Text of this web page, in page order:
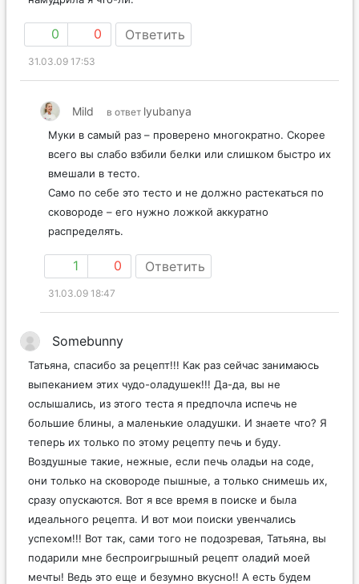
0 0 Ответить
31.03.09 17:53
Mild в ответ lyubanya
Муки в самый раз – проверено многократно. Скорее
всего вы слабо взбили белки или слишком быстро их
вмешали в тесто.
Само по себе это тесто и не должно растекаться по
сковороде – его нужно ложкой аккуратно
распределять.
1 0 Ответить
31.03.09 18:47
Somebunny
Татьяна, спасибо за рецепт!!! Как раз сейчас занимаюсь
выпеканием этих чудо-оладушек!!! Да-да, вы не
ослышались, из этого теста я предпочла испечь не
большие блины, а маленькие оладушки. И знаете что? Я
теперь их только по этому рецепту печь и буду.
Воздушные такие, нежные, если печь оладьи на соде,
они только на сковороде пышные, а только снимешь их,
сразу опускаются. Вот я все время в поиске и была
идеального рецепта. И вот мои поиски увенчались
успехом!!! Вот так, сами того не подозревая, Татьяна, вы
подарили мне беспроигрышный рецепт оладий моей
мечты! Ведь это еще и безумно вкусно!! А есть будем